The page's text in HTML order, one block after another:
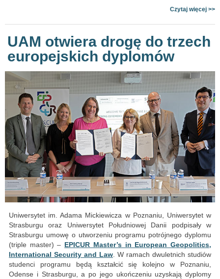
Czytaj więcej >>
UAM otwiera drogę do trzech
europejskich dyplomów
Uniwersytet im. Adama Mickiewicza w Poznaniu, Uniwersytet w
Strasburgu oraz Uniwersytet Południowej Danii podpisały w
Strasburgu umowę o utworzeniu programu potrójnego dyplomu
(triple master) – EPICUR Master’s in European Geopolitics,
International Security and Law . W ramach dwuletnich studiów
studenci programu będą kształcić się kolejno w Poznaniu,
Odense i Strasburgu, a po jego ukończeniu uzyskają dyplomy